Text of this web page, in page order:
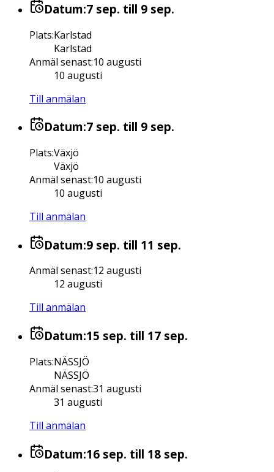
Datum:7 sep. till 9 sep.
Plats:Karlstad
Karlstad
Anmäl senast:10 augusti
10 augusti
Till anmälan
Datum:7 sep. till 9 sep.
Plats:Växjö
Växjö
Anmäl senast:10 augusti
10 augusti
Till anmälan
Datum:9 sep. till 11 sep.
Anmäl senast:12 augusti
12 augusti
Till anmälan
Datum:15 sep. till 17 sep.
Plats:NÄSSJÖ
NÄSSJÖ
Anmäl senast:31 augusti
31 augusti
Till anmälan
Datum:16 sep. till 18 sep.